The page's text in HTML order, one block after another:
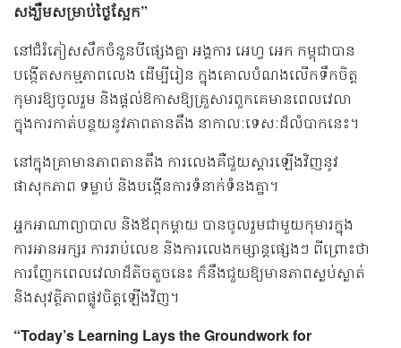
សង្ឃឹមសម្រាប់ថ្ងៃស្អែក”
នៅជំរំភៀសសឹកចំនួនបីផ្សេងគ្នា អង្គការ អេហ្វ​ អេក កម្ពុជាបាន
បង្កើតសកម្មភាព​លេង ដើម្បីរៀន ក្នុងគោលបំណងលើកទឹកចិត្ត
កុមារឱ្យចូលរួម និងផ្តល់ឱកាសឱ្យគ្រួសារពួកគេមានពេលវេលា
ក្នុងការកាត់បន្ថយនូវភាពតានតឹង នាកាលៈទេសៈដ៏លំបាកនេះ។
នៅក្នុងគ្រាមានភាពតានតឹង ការលេងគឺជួយស្តារឡើងវិញនូវ
ផាសុកភាព ទម្លាប់ និងបង្កើនការទំនាក់ទំនងគ្នា។
អ្នកអាណាព្យាបាល និងឪពុកម្តាយ បានចូលរួមជាមួយកុមារក្នុង
ការអានអក្សរ ការរាប់លេខ និងការលេងកម្សាន្តផ្សេងៗ ពីព្រោះថា
ការញែកពេលវេលាដ៏តិចតួចនេះ ក៏នឹងជួយឱ្យមានភាពស្ងប់ស្ងាត់
និងសុវត្ថិភាពផ្លូវចិត្តឡើងវិញ។
“Today’s Learning Lays the Groundwork for